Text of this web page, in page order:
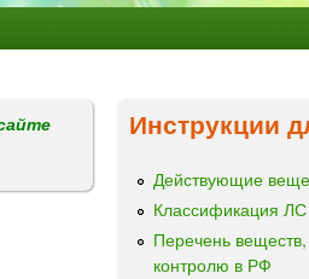
Инструкции
Действующие
Классификация
Перечень
контролю в РФ